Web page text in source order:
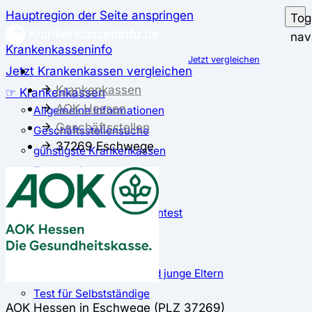
Hauptregion der Seite anspringen
Krankenkasseninfo
Jetzt Krankenkassen vergleichen
☞ Krankenkassen
Allgemeine Informationen
Geschäftsstellensuche
günstigste Krankenkassen
Zusatzbeitrag
✅ Krankenkassen Test
Der große Krankenkassentest
Test für Studierende
Test für Auszubildende
Test für Schwangere und junge Eltern
Test für Selbstständige
Jetzt vergleichen
Krankenkassen
AOK Hessen
Geschäftsstellen
37269 Eschwege
AOK Hessen in Eschwege (PLZ 37269)